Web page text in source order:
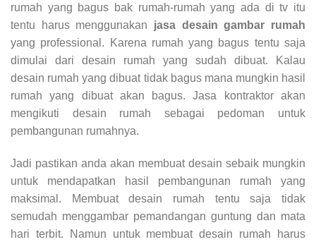
rumah yang bagus bak rumah-rumah yang ada di tv itu
tentu harus menggunakan jasa desain gambar rumah
yang professional. Karena rumah yang bagus tentu saja
dimulai dari desain rumah yang sudah dibuat. Kalau
desain rumah yang dibuat tidak bagus mana mungkin hasil
rumah yang dibuat akan bagus. Jasa kontraktor akan
mengikuti desain rumah sebagai pedoman untuk
pembangunan rumahnya.
Jadi pastikan anda akan membuat desain sebaik mungkin
untuk mendapatkan hasil pembangunan rumah yang
maksimal. Membuat desain rumah tentu saja tidak
semudah menggambar pemandangan guntung dan mata
hari terbit. Namun untuk membuat desain rumah harus